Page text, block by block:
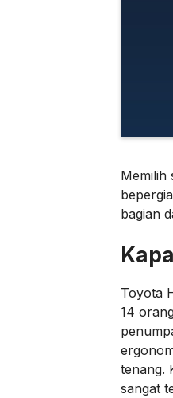
Memilih
bagian
Toyota
14
tenang.
sangat